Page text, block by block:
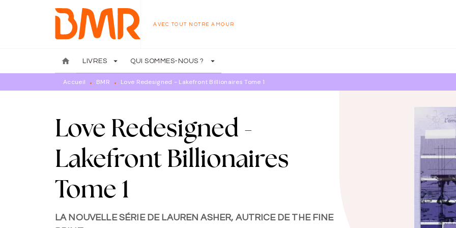
MENU RECHERCHE
AVEC TOUT NOTRE AMOUR
home LIVRES arrow_drop_down QUI SOMMES-NOUS ? arrow_drop_down
Accueil • BMR • Love Redesigned - Lakefront Billionaires Tome 1
Love Redesigned -
Lakefront Billionaires
Tome 1
LA NOUVELLE SÉRIE DE LAUREN ASHER, AUTRICE DE THE FINE